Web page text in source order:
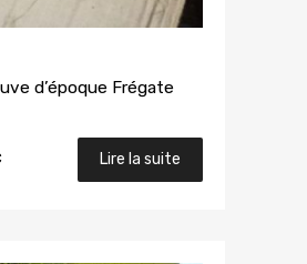
d’époque Frégate
Lire la suite